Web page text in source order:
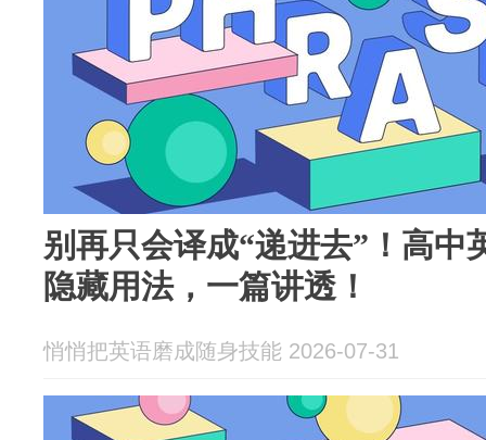
别再只会译成“递进去”！高中
隐藏用法，一篇讲透！
悄悄把英语磨成随身技能 2026-07-31